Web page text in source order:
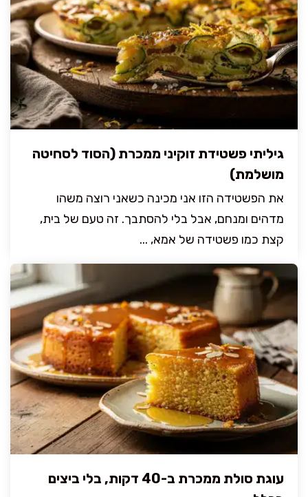
גיליתי פשטידת זוקיני ממכרת (הסוד לסחיטה
מושלמת)
את הפשטידה הזו אני מכינה כשאני רוצה משהו
מדהים ומנחם, אבל בלי להסתבך. זה טעם של בית,
קצת כמו פשטידה של אמא, ...
עוגת סולת ממכרת ב-40 דקות, בלי ביצים